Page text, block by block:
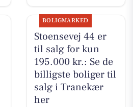
BOLIGMARKED
Stoensevej 44 er
til salg for kun
195.000 kr.: Se de
billigste boliger til
salg i Tranekær
her